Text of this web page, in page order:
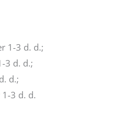
1-3 d. d.;
3 d. d.;
d.;
3 d. d.